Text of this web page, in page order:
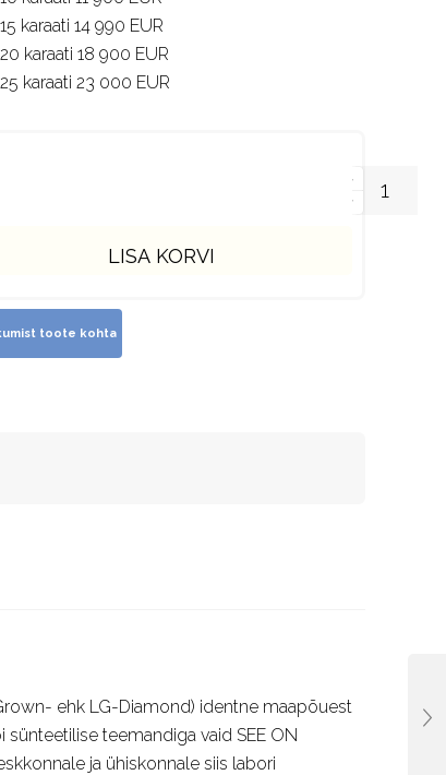
karaati 14 990 EUR
karaati 18 900 EUR
karaati 23 000 EUR
LISA KORVI
ehk LG-Diamond) identne maapõuest
teemandiga vaid SEE ON
ja ühiskonnale siis labori